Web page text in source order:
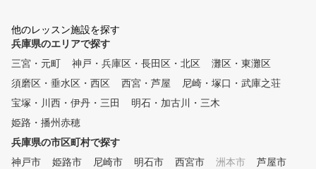
でレッスン、トレーニングを行えます。※VIPROOMは
垂水店限定となっております。 北区店のご予約はこち
らから！ https://gora.golf.rakuten.co.jp/lesson/school/g
他のレッスン施設を探す
兵庫県のエリアで探す
三宮・元町
神戸・兵庫区・長田区・北区
灘区・東灘区
須磨区・垂水区・西区
西宮・芦屋
尼崎・塚口・武庫之荘
宝塚・川西・伊丹・三田
明石・加古川・三木
姫路・播州赤穂
兵庫県の市区町村で探す
神戸市
姫路市 尼崎市 明石市 西宮市 洲本市
芦屋市